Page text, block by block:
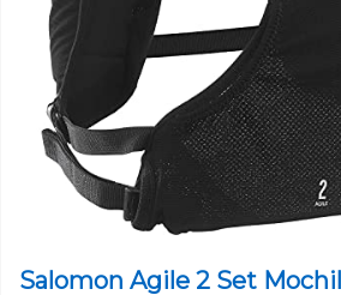
Salomon Agile 2 Set